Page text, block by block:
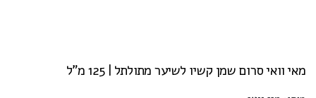
מאי וואי סרום שמן קשיו לשיער מתולתל | 125 מ"ל